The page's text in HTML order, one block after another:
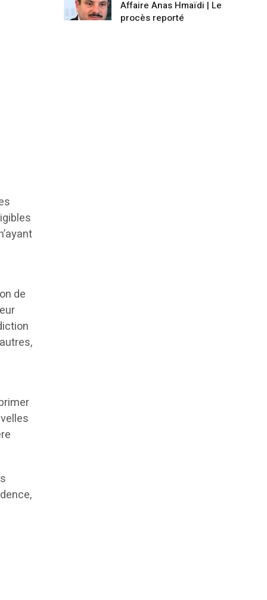
de
Affaire Anas Hmaïdi | Le
procès reporté